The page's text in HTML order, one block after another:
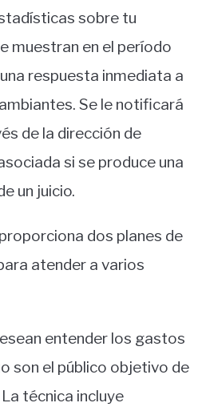
sobre tu
muestran en el período
respuesta inmediata a
Se le notificará
de la dirección de
si se produce una
un juicio.
dos planes de
atender a varios
entender los gastos
son el público objetivo de
técnica incluye